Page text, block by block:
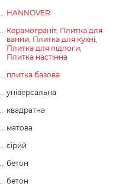
HANNOVER
Керамограніт, Плитка для
ванни, Плитка для кухні,
Плитка для підлоги,
Плитка настінна
плитка базова
універсальна
квадратна
матова
сірий
бетон
бетон